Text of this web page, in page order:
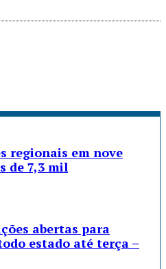
regionais em nove
de 7,3 mil
abertas para
estado até terça –